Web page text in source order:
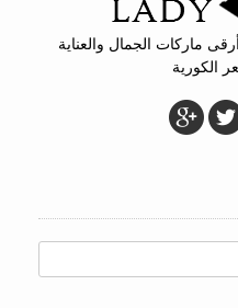
ماركات الجمال والعناية
الكورية